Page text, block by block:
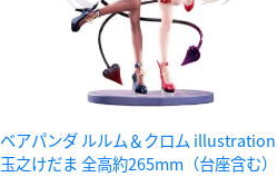
ベアパンダ ルルム＆クロム
玉之けだま 全高約265mm（台座含む）